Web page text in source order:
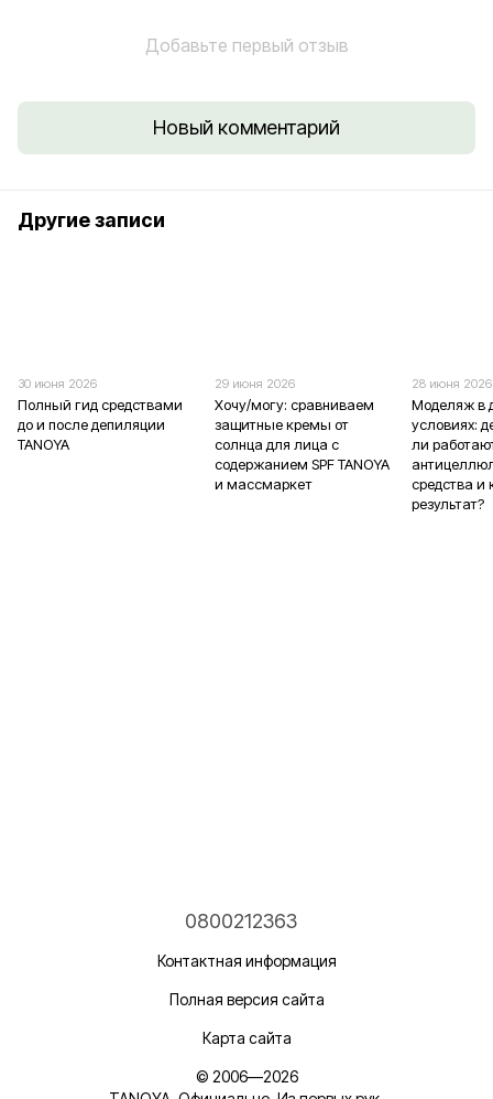
Добавьте первый отзыв
Новый комментарий
Другие записи
30 июня 2026
Полный гид средствами
до и после депиляции
TANOYA
29 июня 2026
Хочу/могу: сравниваем
защитные кремы от
солнца для лица с
содержанием SPF TANOYA
и массмаркет
28 июня 2026
Моделяж в
условиях:
ли
средства и
результат?
0800212363
Контактная информация
Полная версия сайта
Карта сайта
© 2006—2026